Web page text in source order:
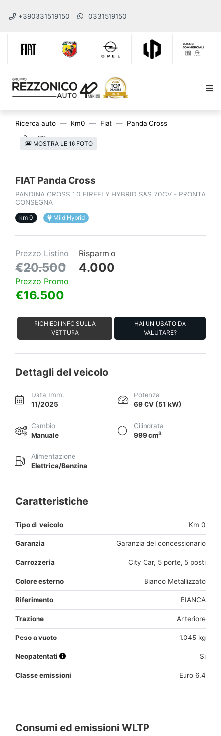
+390331519150 0331519150
Ricerca auto Km0 Fiat Panda Cross
MOSTRA LE 16 FOTO
FIAT Panda Cross
PANDINA CROSS 1.0 FIREFLY HYBRID S&S 70CV - PRONTA
CONSEGNA
km 0 Mild Hybrid
Prezzo Listino
€20.500
Risparmio
4.000
Prezzo Promo
€16.500
RICHIEDI INFO SULLA
VETTURA
HAI UN USATO DA
VALUTARE?
Dettagli del veicolo
Data Imm.
11/2025
Potenza
69 CV (51 kW)
Cambio
Manuale
Cilindrata
999 cm3
Alimentazione
Elettrica/Benzina
Caratteristiche
Tipo di veicolo Km 0
Garanzia Garanzia del concessionario
Carrozzeria City Car, 5 porte, 5 posti
Colore esterno Bianco Metallizzato
Riferimento BIANCA
Trazione Anteriore
Peso a vuoto 1.045 kg
Neopatentati Si
Classe emissioni Euro 6.4
Consumi ed emissioni WLTP